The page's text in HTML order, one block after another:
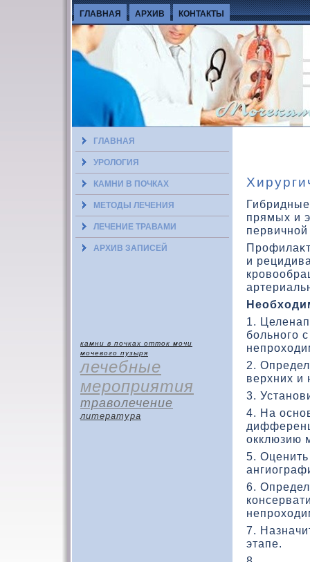
ГЛАВНАЯ АРХИВ КОНТАКТЫ
ГЛАВНАЯ
УРОЛОГИЯ
КАМНИ В ПОЧКАХ
МЕТОДЫ ЛЕЧЕНИЯ
ЛЕЧЕНИЕ ТРАВАМИ
АРХИВ ЗАПИСЕЙ
камни в почках отток мочи
мочевого пузыря
лечебные
мероприятия
траволечение
литература
прямых и
и
1.
больного
2.
верхних и
3.
4. На
окклюзию
5. Оценить
6.
7.
этапе.